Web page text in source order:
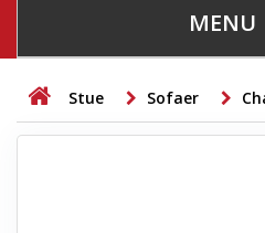
MENU
STUE
Stue Sofaer